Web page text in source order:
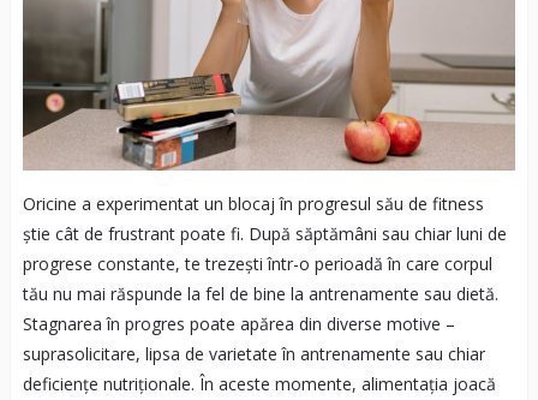
Oricine a experimentat un blocaj în progresul său de fitness
știe cât de frustrant poate fi. După săptămâni sau chiar luni de
progrese constante, te trezești într-o perioadă în care corpul
tău nu mai răspunde la fel de bine la antrenamente sau dietă.
Stagnarea în progres poate apărea din diverse motive –
suprasolicitare, lipsa de varietate în antrenamente sau chiar
deficiențe nutriționale. În aceste momente, alimentația joacă